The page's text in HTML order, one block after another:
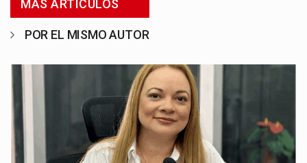
MÁS ARTICULOS
POR EL MISMO AUTOR